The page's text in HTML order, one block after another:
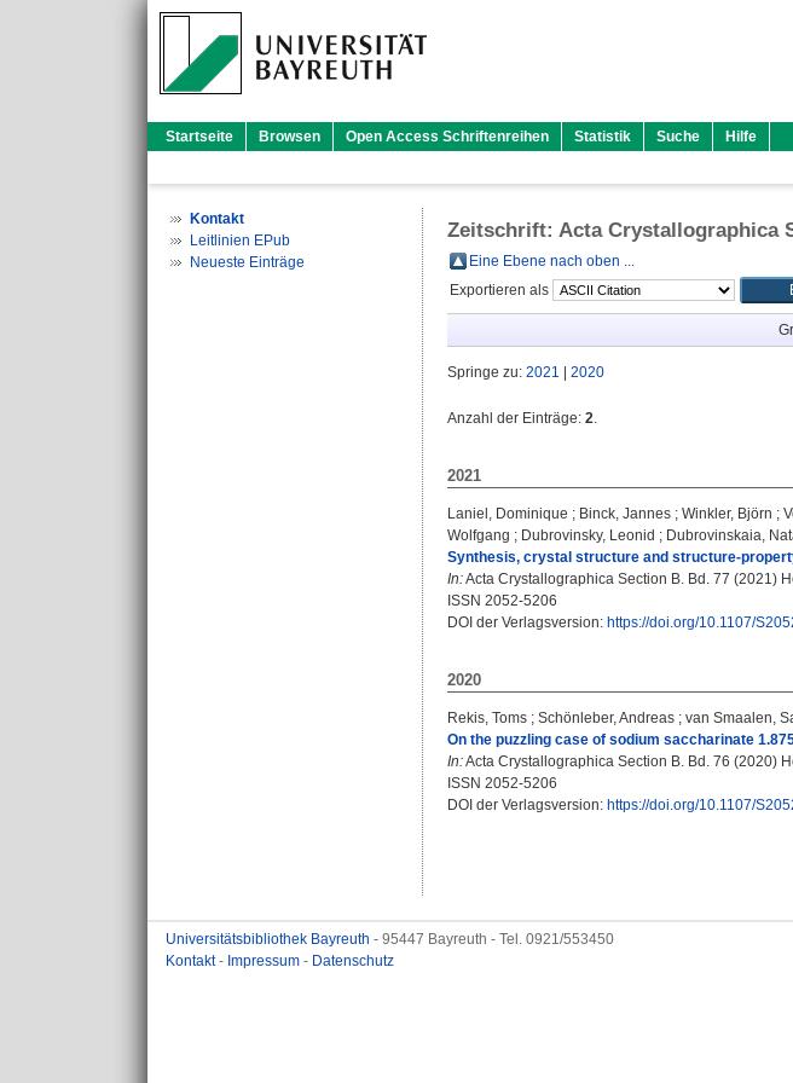
Startseite Browsen Open Access Schriftenreihen Statistik Suche Hilfe
Kontakt
Leitlinien EPub
Neueste Einträge
Zeitschrift: Acta Crystallographica
Eine Ebene nach oben ...
Exportieren als
Springe zu: 2021 2020
Anzahl der Einträge: 2.
2021
Laniel, Dominique ; Binck, Jannes ; Winkler, Björn ;
Wolfgang ; Dubrovinsky, Leonid ; Dubrovinskaia,
Synthesis, crystal structure and structure-
In:Acta Crystallographica Section B. Bd. 77 (2021)
ISSN 2052-5206
DOI der Verlagsversion: https://doi.org/10.1107/
2020
Rekis, Toms ; Schönleber, Andreas ; van Smaalen,
On the puzzling case of sodium saccharinate
In:Acta Crystallographica Section B. Bd. 76 (2020)
ISSN 2052-5206
DOI der Verlagsversion: https://doi.org/10.1107/
Universitätsbibliothek Bayreuth - 95447 Bayreuth - Tel. 0921/553450
Kontakt- Impressum - Datenschutz